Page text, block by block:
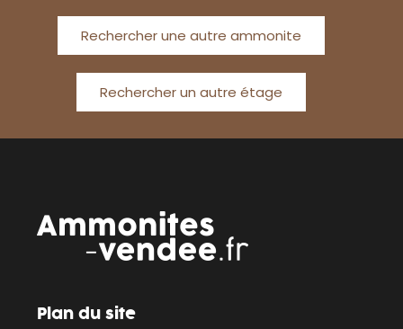
Rechercher une autre ammonite
Rechercher un autre étage
Plan du site